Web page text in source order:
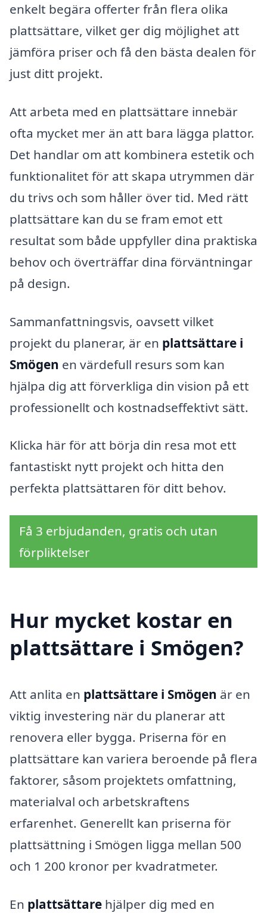
enkelt begära offerter från flera olika
plattsättare, vilket ger dig möjlighet att
jämföra priser och få den bästa dealen för
just ditt projekt.
Att arbeta med en plattsättare innebär
ofta mycket mer än att bara lägga plattor.
Det handlar om att kombinera estetik och
funktionalitet för att skapa utrymmen där
du trivs och som håller över tid. Med rätt
plattsättare kan du se fram emot ett
resultat som både uppfyller dina praktiska
behov och överträffar dina förväntningar
på design.
Sammanfattningsvis, oavsett vilket
projekt du planerar, är en plattsättare i
Smögen en värdefull resurs som kan
hjälpa dig att förverkliga din vision på ett
professionellt och kostnadseffektivt sätt.
Klicka här för att börja din resa mot ett
fantastiskt nytt projekt och hitta den
perfekta plattsättaren för ditt behov.
Få 3 erbjudanden, gratis och utan
förpliktelser
Hur mycket kostar en
plattsättare i Smögen?
Att anlita en plattsättare i Smögen är en
viktig investering när du planerar att
renovera eller bygga. Priserna för en
plattsättare kan variera beroende på flera
faktorer, såsom projektets omfattning,
materialval och arbetskraftens
erfarenhet. Generellt kan priserna för
plattsättning i Smögen ligga mellan 500
och 1 200 kronor per kvadratmeter.
En plattsättare hjälper dig med en